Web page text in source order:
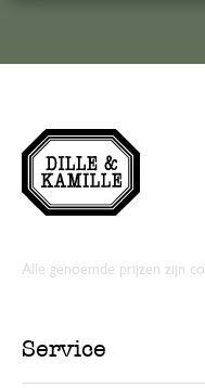
Alle genoemde prijzen zijn
Service